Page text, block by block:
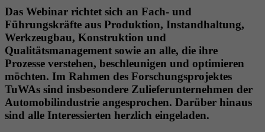
Das Webinar richtet sich an Fach- und
Führungskräfte aus Produktion, Instandhaltung,
Werkzeugbau, Konstruktion und
Qualitätsmanagement sowie an alle, die ihre
Prozesse verstehen, beschleunigen und optimieren
möchten. Im Rahmen des Forschungsprojektes
TuWAs sind insbesondere Zulieferunternehmen der
Automobilindustrie angesprochen. Darüber hinaus
sind alle Interessierten herzlich eingeladen.
Laufzeit Sitzungsende
Zweck
Registriert eine eindeutige ID, um Statistiken
der Videos von YouTube, die der Benutzer
gesehen hat, zu behalten.